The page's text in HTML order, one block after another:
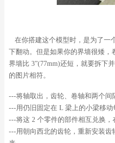
在你搭建这个模型时，是为了一
下翻动。但是如果你的界墙很矮，
界墙比 3”(77mm)还短，就要拆下
的图片相符。
---将轴取出，齿轮、卷轴和两个间
---用仍旧固定在 L 梁上的小梁移动
---将这 2 个零件的部件相互兑换，
---用朝向西北的齿轮，重新安装齿